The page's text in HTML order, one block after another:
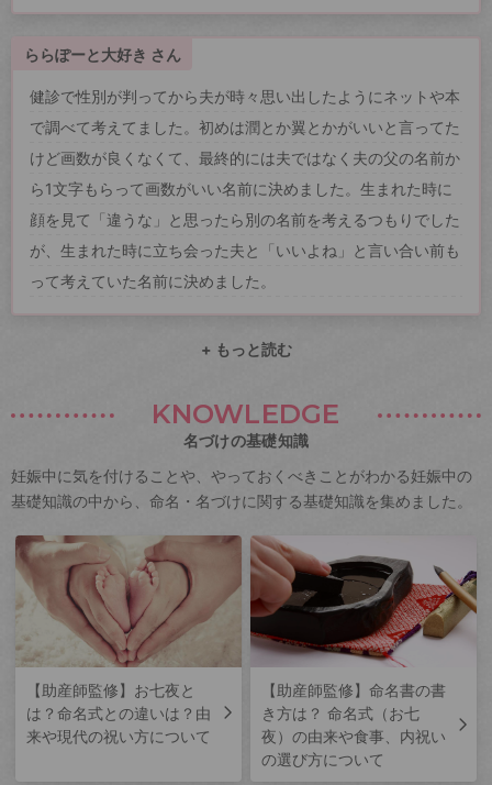
ららぽーと大好き さん
健診で性別が判ってから夫が時々思い出したようにネットや本
で調べて考えてました。初めは潤とか翼とかがいいと言ってた
けど画数が良くなくて、最終的には夫ではなく夫の父の名前か
ら1文字もらって画数がいい名前に決めました。生まれた時に
顔を見て「違うな」と思ったら別の名前を考えるつもりでした
が、生まれた時に立ち会った夫と「いいよね」と言い合い前も
って考えていた名前に決めました。
+ もっと読む
KNOWLEDGE
名づけの基礎知識
妊娠中に気を付けることや、やっておくべきことがわかる妊娠中の
基礎知識の中から、命名・名づけに関する基礎知識を集めました。
【助産師監修】お七夜と
は？命名式との違いは？由
来や現代の祝い方について
【助産師監修】命名書の書
き方は？ 命名式（お七
夜）の由来や食事、内祝い
の選び方について